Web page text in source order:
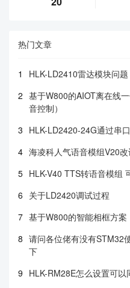
热门文章
1
HLK-LD2410雷达模块问题
2 基于W800的AIOT离在线
音控制）
3 HLK-LD2420-24G通过串
4 海凌科人气语音模组V20
5 HLK-V40 TTS转语音模组
6 关于LD2420调试过程
7 基于W800的智能相框方案
8 请问各位佬有没有STM32
下
9 HLK-RM28E怎么设置可